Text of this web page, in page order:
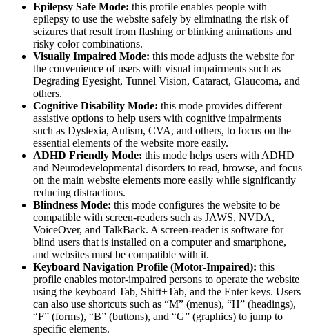
Epilepsy Safe Mode: this profile enables people with
epilepsy to use the website safely by eliminating the risk of
seizures that result from flashing or blinking animations and
risky color combinations.
Visually Impaired Mode: this mode adjusts the website for
the convenience of users with visual impairments such as
Degrading Eyesight, Tunnel Vision, Cataract, Glaucoma, and
others.
Cognitive Disability Mode: this mode provides different
assistive options to help users with cognitive impairments
such as Dyslexia, Autism, CVA, and others, to focus on the
essential elements of the website more easily.
ADHD Friendly Mode: this mode helps users with ADHD
and Neurodevelopmental disorders to read, browse, and focus
on the main website elements more easily while significantly
reducing distractions.
Blindness Mode: this mode configures the website to be
compatible with screen-readers such as JAWS, NVDA,
VoiceOver, and TalkBack. A screen-reader is software for
blind users that is installed on a computer and smartphone,
and websites must be compatible with it.
Keyboard Navigation Profile (Motor-Impaired): this
profile enables motor-impaired persons to operate the website
using the keyboard Tab, Shift+Tab, and the Enter keys. Users
can also use shortcuts such as “M” (menus), “H” (headings),
“F” (forms), “B” (buttons), and “G” (graphics) to jump to
specific elements.